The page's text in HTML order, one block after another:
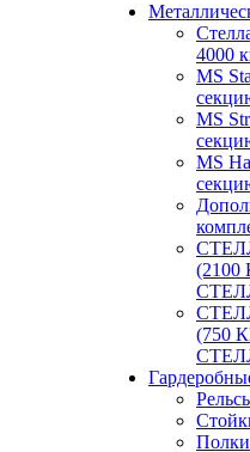
4000
MS
MS
MS
(750
Полки